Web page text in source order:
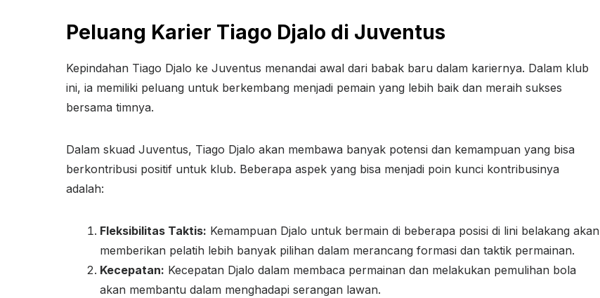
Peluang Karier Tiago Djalo di Juventus
Kepindahan Tiago Djalo ke Juventus menandai awal dari babak baru dalam kariernya. Dalam klub
ini, ia memiliki peluang untuk berkembang menjadi pemain yang lebih baik dan meraih sukses
bersama timnya.
Dalam skuad Juventus, Tiago Djalo akan membawa banyak potensi dan kemampuan yang bisa
berkontribusi positif untuk klub. Beberapa aspek yang bisa menjadi poin kunci kontribusinya
adalah:
Fleksibilitas Taktis: Kemampuan Djalo untuk bermain di beberapa posisi di lini belakang akan
memberikan pelatih lebih banyak pilihan dalam merancang formasi dan taktik permainan.
Kecepatan: Kecepatan Djalo dalam membaca permainan dan melakukan pemulihan bola
akan membantu dalam menghadapi serangan lawan.